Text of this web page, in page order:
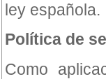
ley española.
Política de
Como